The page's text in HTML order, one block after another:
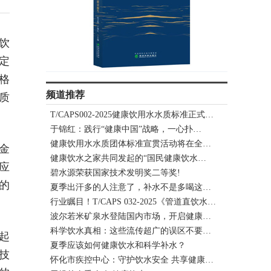
频道推荐
T/CAPS002-2025健康饮用水水质标准正式…
于锦红：践行“健康中国”战略，一心扑…
健康饮用水水质团体标准宣贯活动将在全…
健康饮水之家共同发起的“国民健康饮水…
碧水源荣获国家技术发明奖二等奖!
夏季出汗多的人注意了，补水不是多喝这…
行业瞩目！T/CAPS 032-2025《管道直饮水…
波尔若米矿泉水登陆国内市场，开启健康…
科学饮水真相：这些流传超广的误区不要…
夏季应该如何健康饮水和科学补水？
怀化市疾控中心：守护饮水安全 共享健康…